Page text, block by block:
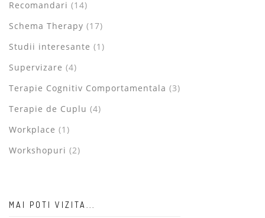
Recomandari (14)
Schema Therapy (17)
Studii interesante (1)
Supervizare (4)
Terapie Cognitiv Comportamentala (3)
Terapie de Cuplu (4)
Workplace (1)
Workshopuri (2)
MAI POTI VIZITA...